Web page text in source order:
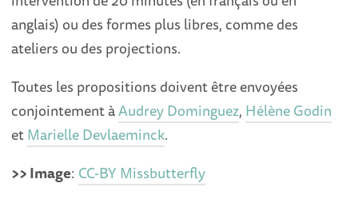
anglais) ou des formes plus libres, comme des
ateliers ou des projections.
Toutes les propositions doivent être envoyées
conjointement àAudrey Dominguez, Hélène Godin
etMarielle Devlaeminck.
>> Image: CC-BY Missbutterfly